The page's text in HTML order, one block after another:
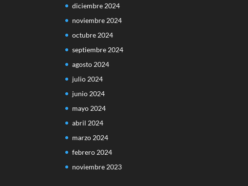
diciembre 2024
noviembre 2024
octubre 2024
septiembre 2024
agosto 2024
julio 2024
junio 2024
mayo 2024
abril 2024
marzo 2024
febrero 2024
noviembre 2023